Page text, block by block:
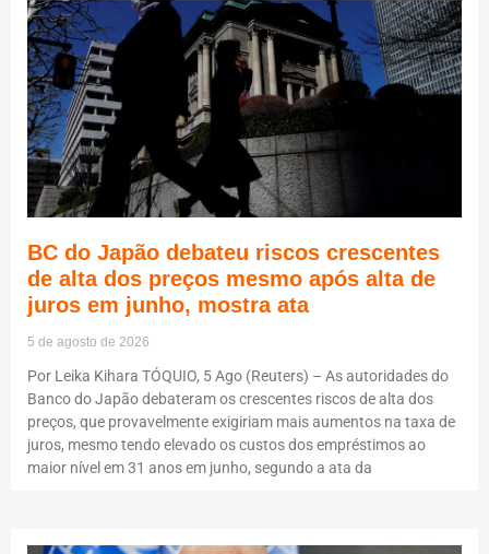
BC do Japão debateu riscos crescentes
de alta dos preços mesmo após alta de
juros em junho, mostra ata
5 de agosto de 2026
Por Leika Kihara TÓQUIO, 5 Ago (Reuters) – As autoridades do
Banco do Japão debateram os crescentes riscos de alta dos
preços, que provavelmente exigiriam mais aumentos na taxa de
juros, mesmo tendo elevado os custos dos empréstimos ao
maior nível em 31 anos em junho, segundo a ata da